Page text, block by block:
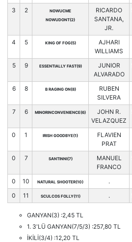
3 2
NOWUCME
NOWUDONT(2)
RICARDO
SANTANA,
JR.
4 5 KING OF FOG(5)
AJHARI
WILLIAMS
5 9 ESSENTIALLY FAST(9)
JUNIOR
ALVARADO
6 8 B RAGING ON(8)
RUBEN
SILVERA
7 6 MINORINCONVENIENCE(6)
JOHN R.
VELAZQUEZ
0 1 IRISH GOODBYE(1)
FLAVIEN
PRAT
0 7 SANTINNI(7)
MANUEL
FRANCO
0 10 NATURAL SHOOTER(10) .
0 11 SCULCOS FOLLY(11) .
GANYAN(3) :2,45 TL
1. 3'LÜ GANYAN(7/5/3) :257,80 TL
İKİLİ(3/4) :12,20 TL